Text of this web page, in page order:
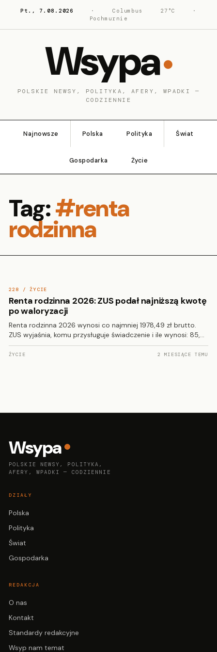
Pt., 7.08.2026 · Columbus 27°C
·
Pochmurnie
Wsypa
POLSKIE NEWSY, POLITYKA, AFERY, WPADKI —
CODZIENNIE
Najnowsze Polska Polityka Świat
Gospodarka Życie
Tag:#renta
rodzinna
228 / ŻYCIE
Renta rodzinna 2026: ZUS podał najniższą kwotę
po waloryzacji
Renta rodzinna 2026 wynosi co najmniej 1978,49 zł brutto.
ZUS wyjaśnia, komu przysługuje świadczenie i ile wynosi: 85,…
ŻYCIE 2 MIESIĄCE TEMU
Wsypa
POLSKIE NEWSY, POLITYKA,
AFERY, WPADKI — CODZIENNIE
DZIAŁY
Polska
Polityka
Świat
Gospodarka
REDAKCJA
O nas
Kontakt
Standardy redakcyjne
Wsyp nam temat